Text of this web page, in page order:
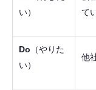
い）
て
Do （やりた
い）
他